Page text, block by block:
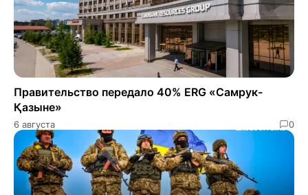
Правительство передало 40% ERG «Самрук-
Қазыне»
6 августа 0